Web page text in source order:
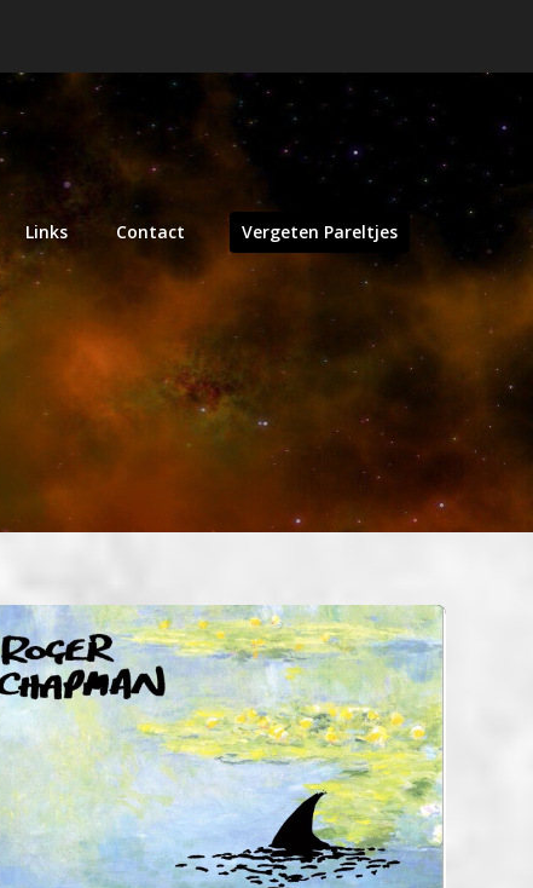
Links Contact Vergeten Pareltjes